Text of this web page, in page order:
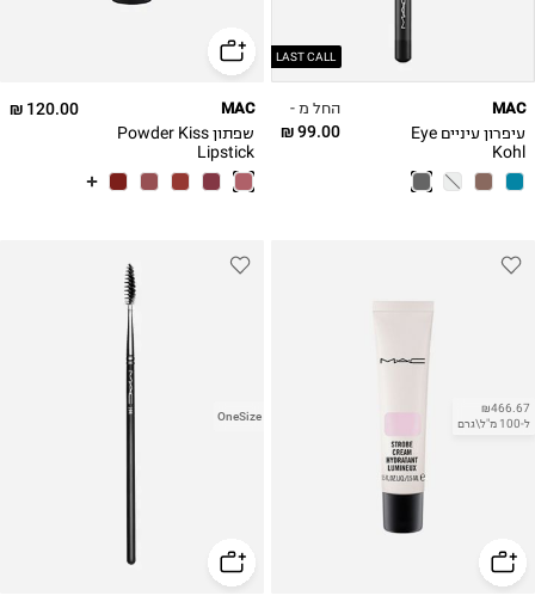
LAST CALL
החל מ -
99.00 ₪
MAC
עיפרון עיניים Eye
Kohl
120.00 ₪ MAC
שפתון Powder Kiss
Lipstick
₪466.67
ל-100 מ"ל\גרם
OneSize